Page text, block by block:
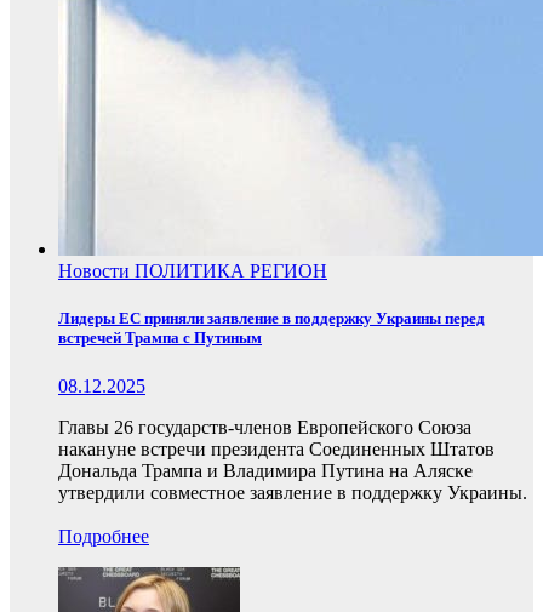
Новости ПОЛИТИКА РЕГИОН
Лидеры ЕС приняли заявление в поддержку Украины перед
встречей Трампа с Путиным
08.12.2025
Главы 26 государств-членов Европейского Союза
накануне встречи президента Соединенных Штатов
Дональда Трампа и Владимира Путина на Аляске
утвердили совместное заявление в поддержку Украины.
Подробнее